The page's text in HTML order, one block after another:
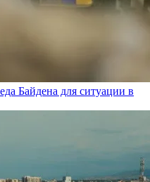
Байдена для ситуации в